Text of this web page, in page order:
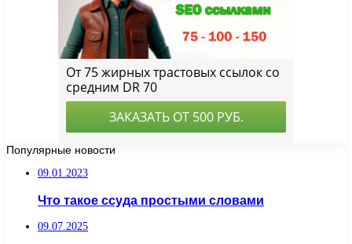
Популярные новости
09.01.2023
Что такое ссуда простыми словами
09.07.2025